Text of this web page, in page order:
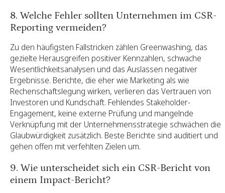
8. Welche Fehler sollten Unternehmen im CSR-
Reporting vermeiden?
Zu den häufigsten Fallstricken zählen Greenwashing, das
gezielte Herausgreifen positiver Kennzahlen, schwache
Wesentlichkeitsanalysen und das Auslassen negativer
Ergebnisse. Berichte, die eher wie Marketing als wie
Rechenschaftslegung wirken, verlieren das Vertrauen von
Investoren und Kundschaft. Fehlendes Stakeholder-
Engagement, keine externe Prüfung und mangelnde
Verknüpfung mit der Unternehmensstrategie schwächen die
Glaubwürdigkeit zusätzlich. Beste Berichte sind auditiert und
gehen offen mit verfehlten Zielen um.
9. Wie unterscheidet sich ein CSR-Bericht von
einem Impact-Bericht?